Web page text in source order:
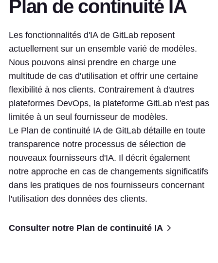
Plan de continuité IA
Les fonctionnalités d'IA de GitLab reposent
actuellement sur un ensemble varié de modèles.
Nous pouvons ainsi prendre en charge une
multitude de cas d'utilisation et offrir une certaine
flexibilité à nos clients. Contrairement à d'autres
plateformes DevOps, la plateforme GitLab n'est pas
limitée à un seul fournisseur de modèles.
Le Plan de continuité IA de GitLab détaille en toute
transparence notre processus de sélection de
nouveaux fournisseurs d'IA. Il décrit également
notre approche en cas de changements significatifs
dans les pratiques de nos fournisseurs concernant
l'utilisation des données des clients.
Consulter notre Plan de continuité IA